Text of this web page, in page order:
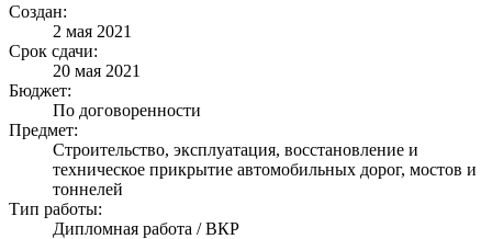
Создан:
2 мая 2021
Срок сдачи:
20 мая 2021
Бюджет:
По договоренности
Предмет:
Строительство, эксплуатация, восстановление и
техническое прикрытие автомобильных дорог, мостов и
тоннелей
Тип работы:
Дипломная работа / ВКР